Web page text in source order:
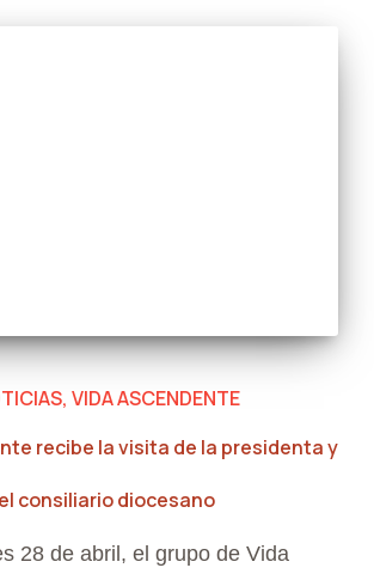
VIDA ASCENDENTE
recibe la visita de la presidenta y
el consiliario diocesano
28 de abril, el grupo de Vida